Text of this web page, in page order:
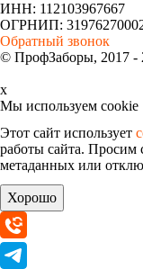
ИНН: 112103967667
ОГРНИП:
Обратный звонок
© ПрофЗаборы, 2017 -
x
Мы используем cookie
Этот сайт использует
работы сайта. Просим
метаданных или
Хорошо